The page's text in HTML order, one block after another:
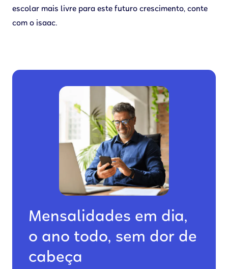
escolar mais livre para este futuro crescimento, conte
com o isaac.
Mensalidades em dia,
o ano todo, sem dor de
cabeça